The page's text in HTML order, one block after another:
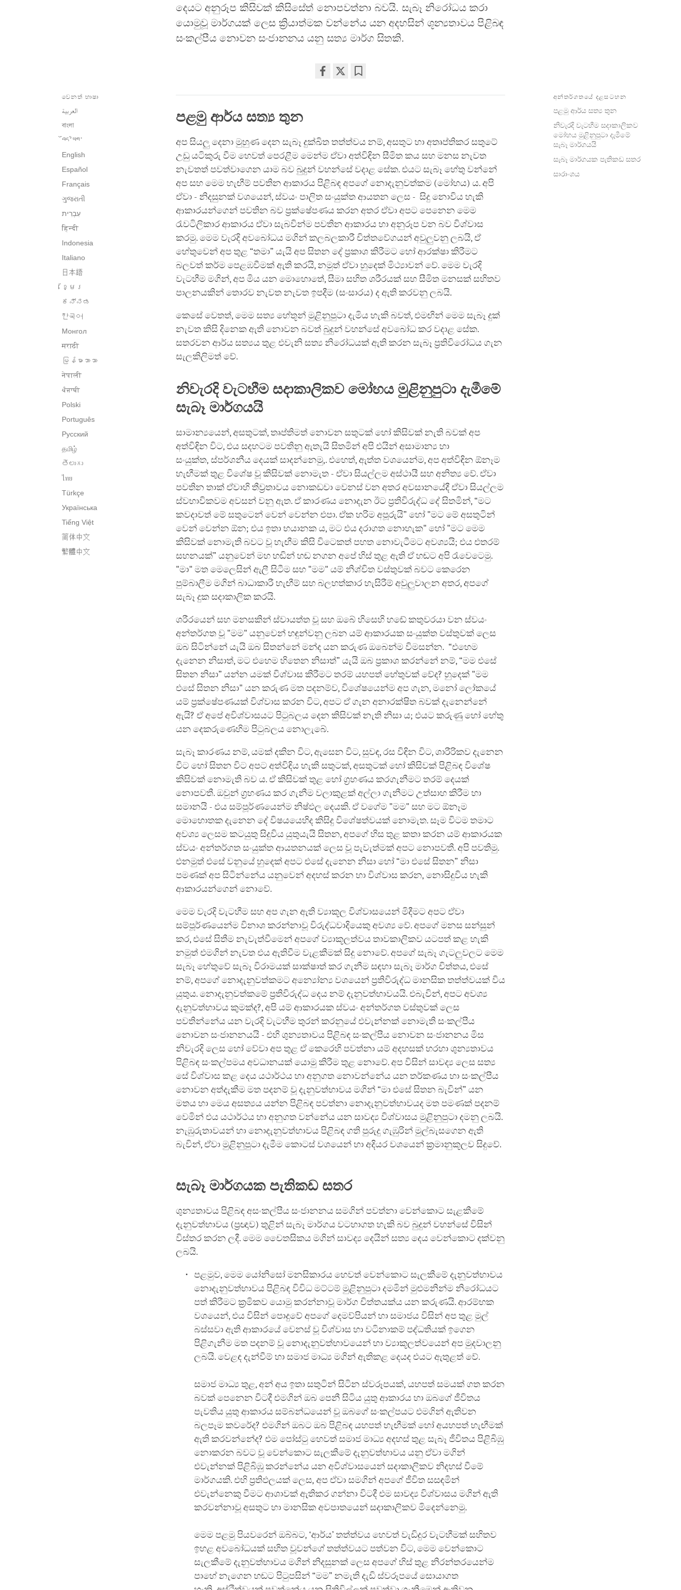
දෙයට අනුරූප කිසිවක් කිසිසේත් නොපවත්නා බවයි. සැබෑ නිරෝධය කරා
යොමුවූ මාර්ගයක් ලෙස ක්‍රියාත්මක වන්නේය යන අදහසින් ශූන්‍යතාවය පිළිබඳ
සංකල්පීය නොවන සංජානනය යනු සත්‍ය මාර්ග සිතකි.
on
අන්තර්ගතයේ දළසටහන
පළමු ආර්ය සත්‍ය තුන
නිවැරදි වැටහීම සදාකාලිකව
මෝහය මුළිනුපුටා දැමීමේ
සැබෑ මාර්ගයයි
සැබෑ මාර්ගයක පැතිකඩ සතර
සාරාංශය
වෙනත් භාෂා
العربية
বাংলা
བོད་ཡིག་
English
Español
Français
ગુજરાતી
हिन्दी
Indonesia
Italiano
日本語
ខ្មែរ
ಕನ್ನಡ
한국어
Монгол
मराठी
မြန်မာဘာသာ
नेपाली
ਪੰਜਾਬੀ
Polski
Português
Русский
தமிழ்
తెలుగు
ไทย
Türkçe
Українська
Tiếng Việt
简体中文
繁體中文
පළමු ආර්ය සත්‍ය තුන
අප සියලු දෙනා මුහුණ දෙන සැබෑ දුක්ඛිත තත්ත්වය නම්, අසතුට හා අතෘප්තිකර සතුටේ
උඩු යටිකුරු වීම හෙවත් පෙරළීම මෙන්ම ඒවා අත්විඳින සීමිත කය සහ මනස නැවත
නැවතත් පවත්වාගෙන යාම බව බුදුන් වහන්සේ වදාළ සේක. එයට සැබෑ හේතු වන්නේ
අප සහ මෙම හැඟීම් පවතින ආකාරය පිළිබඳ අපගේ නොදැනුවත්කම (මෝහය) ය. අපි
ඒවා - නිදසුනක් වශයෙන්, ස්වයං පාලිත සංයුක්ත ආයතන ලෙස - සිදු නොවිය හැකි
ආකාරයන්ගෙන් පවතින බව ප්‍රක්ෂේපණය කරන අතර ඒවා අපට පෙනෙන මෙම
රැවටිලිකාර ආකාරය ඒවා සැබවින්ම පවතින ආකාරය හා අනුරූප වන බව විශ්වාස
කරමු. මෙම වැරදි අවබෝධය මගින් කලබලකාරී චිත්තවේගයන් අවුලුවනු ලබයි, ඒ
හේතුවෙන් අප තුළ “තමා” යැයි අප සිතන දේ ප්‍රකාශ කිරීමට හෝ ආරක්ෂා කිරීමට
බලවත් කර්ම පෙළඹවීමක් ඇති කරයි, නමුත් ඒවා හුදෙක් මිථ්‍යාවන් වේ. මෙම වැරදි
වැටහීම මගින්, අප මිය යන මොහොතේ, සීමා සහිත ශරීරයක් සහ සීමිත මනසක් සහිතව
පාලනයකින් තොරව නැවත නැවත ඉපදීම (සංසාරය) ද ඇති කරවනු ලබයි.
කෙසේ වෙතත්, මෙම සත්‍ය හේතූන් මුළිනුපුටා දැමිය හැකි බවත්, එමඟින් මෙම සැබෑ දුක්
නැවත කිසි දිනෙක ඇති නොවන බවත් බුදුන් වහන්සේ අවබෝධ කර වදාළ සේක.
සතරවන ආර්ය සත්‍යය තුළ එවැනි සත්‍ය නිරෝධයක් ඇති කරන සැබෑ ප්‍රතිවිරෝධය ගැන
සැලකිලිමත් වේ.
නිවැරදි වැටහීම සදාකාලිකව මෝහය මුළිනුපුටා දැමීමේ
සැබෑ මාර්ගයයි
සාමාන්‍යයෙන්, අසතුටක්, තෘප්තිමත් නොවන සතුටක් හෝ කිසිවක් නැති බවක් අප
අත්විඳින විට, එය සදහටම පවතිනු ඇතැයි සිතමින් අපි එයින් අසාමාන්‍ය හා
සංයුක්ත, ස්පර්ශනීය දෙයක් සාදන්නෙමු,. එහෙත්, ඇත්ත වශයෙන්ම, අප අත්විඳින ඕනෑම
හැඟීමක් තුළ විශේෂ වූ කිසිවක් නොමැත - ඒවා සියල්ලම අස්ථායී සහ අනිත්‍ය වේ. ඒවා
පවතින තාක් ඒවාහි තීව්‍රතාවය නොකඩවා වෙනස් වන අතර අවසානයේදී ඒවා සියල්ලම
ස්වභාවිකවම අවසන් වනු ඇත. ඒ කාරණය නොදැන ඊට ප්‍රතිවිරුද්ධ දේ සිතමින්, “මට
කවදාවත් මේ සතුටෙන් වෙන් වෙන්න එපා. ඒක හරිම අපූරුයි” හෝ "මට මේ අසතුටින්
වෙන් වෙන්න ඕන; එය ඉතා භයානක ය, මට එය දරාගත නොහැක" හෝ "මට මෙම
කිසිවක් නොමැති බවට වූ හැඟීම කිසි විටෙකත් පහත නොවැටීමට අවශ්‍යයි; එය එතරම්
සහනයක්” යනුවෙන් මහ හඬින් හඬ නගන අපේ හිස් තුළ ඇති ඒ හඬට අපි රැවෙටෙමු.
"මා" මත මෙලෙසින් ඇලී සිටීම සහ "මම" යම් නිශ්චිත වස්තුවක් බවට කෙරෙන
පුම්බාලීම මගින් බාධාකාරී හැඟීම් සහ බලහත්කාර හැසිරීම් අවුලුවාලන අතර, අපගේ
සැබෑ දුක සදාකාලික කරයි.
ශරීරයෙන් සහ මනසකින් ස්වායත්ත වූ සහ ඔබේ හිසෙහි හඬේ කතුවරයා වන ස්වයං
අන්තර්ගත වූ "මම" යනුවෙන් හඳුන්වනු ලබන යම් ආකාරයක සංයුක්ත වස්තුවක් ලෙස
ඔබ සිටින්නේ යැයි ඔබ සිතන්නේ මන්ද යන කරුණ ඔබෙන්ම විමසන්න. “එහෙම
දැනෙන නිසාත්, මට එහෙම හිතෙන නිසාත්” යැයි ඔබ ප්‍රකාශ කරන්නේ නම්, “මම එසේ
සිතන නිසා” යන්න යමක් විශ්වාස කිරීමට තරම් යහපත් හේතුවක් වේද? හුදෙක් "මම
එසේ සිතන නිසා" යන කරුණ මත පදනම්ව, විශේෂයෙන්ම අප ගැන, මනෝ ලෝකයේ
යම් ප්‍රක්ෂේපණයක් විශ්වාස කරන විට, අපට ඒ ගැන අනාරක්ෂිත බවක් දැනෙන්නේ
ඇයි? ඒ අපේ අවිශ්වාසයට පිටුබලය දෙන කිසිවක් නැති නිසා ය; එයට කරුණු හෝ හේතු
යන දෙකරුණෙහිම පිටුබලය නොලැබේ.
සැබෑ කාරණය නම්, යමක් දකින විට, ඇසෙන විට, සුවඳ, රස විඳින විට, ශාරීරිකව දැනෙන
විට හෝ සිතන විට අපට අත්විඳිය හැකි සතුටක්, අසතුටක් හෝ කිසිවක් පිළිබඳ විශේෂ
කිසිවක් නොමැති බව ය. ඒ කිසිවක් තුළ හෝ ග්‍රහණය කරගැනීමට තරම් දෙයක්
නොපවතී. ඔවුන් ග්‍රහණය කර ගැනීම වලාකුළක් අල්ලා ගැනීමට උත්සාහ කිරීම හා
සමානයි - එය සම්පූර්ණයෙන්ම නිෂ්ඵල දෙයකි. ඒ වගේම "මම" සහ මට ඕනෑම
මොහොතක දැනෙන දේ විෂයයෙහිද කිසිදු විශේෂත්වයක් නොමැත. සෑම විටම තමාට
අවශ්‍ය ලෙසම කටයුතු සිදුවිය යුතුයැයි සිතන, අපගේ හිස තුළ කතා කරන යම් ආකාරයක
ස්වයං අන්තර්ගත සංයුක්ත ආයතනයක් ලෙස වූ පැවැත්මක් අපට නොපවතී. අපි පවතිමු.
එනමුත් එසේ වනුයේ හුදෙක් අපට එසේ දැනෙන නිසා හෝ “මා එසේ සිතන” නිසා
පමණක් අප සිටින්නේය යනුවෙන් අදහස් කරන හා විශ්වාස කරන, නොසිදුවිය හැකි
ආකාරයන්ගෙන් නොවේ.
මෙම වැරදි වැටහීම සහ අප ගැන ඇති ව්‍යාකූල විශ්වාසයෙන් මිදීමට අපට ඒවා
සම්පූර්ණයෙන්ම විනාශ කරන්නාවූ විරුද්ධවාදියෙකු අවශ්‍ය වේ. අපගේ මනස සන්සුන්
කර, එසේ සිතීම නැවැත්වීමෙන් අපගේ ව්‍යාකූලත්වය තාවකාලිකව යටපත් කළ හැකි
නමුත් එමගින් නැවත එය ඇතිවීම වැළකීමක් සිදු නොවේ. අපගේ සැබෑ ගැටලුවලට මෙම
සැබෑ හේතුවේ සැබෑ විරාමයක් සාක්ෂාත් කර ගැනීම සඳහා සැබෑ මාර්ග චිත්තය, එසේ
නම්, අපගේ නොදැනුවත්කමට අන්‍යෝන්‍ය වශයෙන් ප්‍රතිවිරුද්ධ මානසික තත්ත්වයක් විය
යුතුය. නොදැනුවත්කමේ ප්‍රතිවිරුද්ධ දෙය නම් දැනුවත්භාවයයි. එබැවින්, අපට අවශ්‍ය
දැනුවත්භාවය කුමක්ද?, අපි යම් ආකාරයක ස්වයං අන්තර්ගත වස්තුවක් ලෙස
පවතින්නේය යන වැරදි වැටහීම තුරන් කරනුයේ එවැන්නක් නොමැති සංකල්පීය
නොවන සංජානනයයි - එහි ශුන්‍යතාවය පිළිබඳ සංකල්පීය නොවන සංජානනය මිස
නිවැරදි ලෙස හෝ වේවා අප තුළ ඒ කෙරෙහි පවත්නා යම් අදහසක් හරහා ශුන්‍යතාවය
පිළිබඳ සංකල්පමය අවධානයක් යොමු කිරීම තුළ නොවේ. අප විසින් සාවද්‍ය ලෙස සත්‍ය
සේ විශ්වාස කළ දෙය යථාර්ථය හා අනුගත නොවන්නේය යන තර්කණය හා සංකල්පීය
නොවන අත්දැකීම මත පදනම් වූ දැනුවත්භාවය මගින් “මා එසේ සිතන බැවින්” යන
මතය හා මෙය අසත්‍යය යන්න පිළිබඳ පවත්නා නොදැනුවත්භාවයද මත පමණක් පදනම්
වෙමින් එය යථාර්ථය හා අනුගත වන්නේය යන සාවද්‍ය විශ්වාසය මුළිනුපුටා දමනු ලබයි.
නැඹුරුතාවයන් හා නොදැනුවත්භාවය පිළිබඳ ගති පුරුදු ගැඹුරින් මුල්බැසගෙන ඇති
බැවින්, ඒවා මුළිනුපුටා දැමීම කොටස් වශයෙන් හා අදියර වශයෙන් ක්‍රමානුකූලව සිදුවේ.
සැබෑ මාර්ගයක පැතිකඩ සතර
ශුන්‍යතාවය පිළිබඳ අසංකල්පීය සංජානනය සමගින් පවත්නා වෙන්කොට සැළකීමේ
දැනුවත්භාවය (ප්‍රඥාව) තුළින් සැබෑ මාර්ගය වටහාගත හැකි බව බුදුන් වහන්සේ විසින්
විස්තර කරන ලදී. මෙම චෛතසිකය මගින් සාවද්‍ය දෙයින් සත්‍ය දෙය වෙන්කොට දක්වනු
ලබයි.
පළමුව, මෙම යෝනිසෝ මනසිකාරය හෙවත් වෙන්කොට සැලකීමේ දැනුවත්භාවය
නොදැනුවත්භාවය පිළිබඳ විවිධ මට්ටම් මුළිනුපුටා දමමින් මුළුමනින්ම නිරෝධයට
පත් කිරීමට ක්‍රමිකව යොමු කරන්නාවූ මාර්ග චිත්තයක්ය යන කරුණයි. ආරම්භක
වශයෙන්, එය විසින් පොදුවේ අපගේ දෙමව්පියන් හා සමාජය විසින් අප තුළ මුල්
බස්සවා ඇති ආකාරයේ වෙනස් වූ විශ්වාස හා වටිනාකම් පද්ධතියක් ඉගෙන
පිළිගැනීම මත පදනම් වූ නොදැනුවත්භාවයෙන් හා ව්‍යාකූලත්වයෙන් අප මුදවාලනු
ලබයි. වෙළඳ දැන්වීම් හා සමාජ මාධ්‍ය මගින් ඇතිකළ දෙයද එයට ඇතුළත් වේ.
සමාජ මාධ්‍ය තුළ, අන් අය ඉතා සතුටින් සිටින ස්වරූපයක්, යහපත් සමයක් ගත කරන
බවක් පෙනෙන විටදී එමගින් ඔබ පෙනී සිටිය යුතු ආකාරය හා ඔබගේ ජීවිතය
පැවතිය යුතු ආකාරය සම්බන්ධයෙන් වූ ඔබගේ සංකල්පයට එමගින් ඇතිවන
බලපෑම කවරේද? එමගින් ඔබට ඔබ පිළිබඳ යහපත් හැඟීමක් හෝ අයහපත් හැඟීමක්
ඇති කරවන්නේද? එම පෝස්ටු හෙවත් සමාජ මාධ්‍ය අදහස් තුළ සැබෑ ජීවිතය පිළිබිඹු
නොකරන බවට වූ වෙන්කොට සැලකීමේ දැනුවත්භාවය යනු ඒවා මගින්
එවැන්නක් පිළිබිඹු කරන්නේය යන අවිශ්වාසයෙන් සදාකාලිකව නිදහස් වීමේ
මාර්ගයකි. එහි ප්‍රතිඵලයක් ලෙස, අප ඒවා සමගින් අපගේ ජීවිත සසඳමින්
එවැන්නෙකු වීමට ආශාවක් ඇතිකර ගන්නා විටදී එම සාවද්‍ය විශ්වාසය මගින් ඇති
කරවන්නාවූ අසතුට හා මානසික අවපාතයෙන් සදාකාලිකව මිදෙන්නෙමු.
මෙම පළමු පියවරෙන් ඔබ්බට, ‘ආර්ය’ තත්ත්වය හෙවත් වැඩිදුර වැටහීමක් සහිතව
ඉහළ අවබෝධයක් සහිත වූවන්ගේ තත්ත්වයට පත්වන විට, මෙම වෙන්කොට
සැලකීමේ දැනුවත්භාවය මගින් නිදසුනක් ලෙස අපගේ හිස් තුළ නිරන්තරයෙන්ම
පාහේ නැගෙන හඬට පිටුපසින් “මම” නමැති දැඩි ස්වරූපයේ සොයාගත